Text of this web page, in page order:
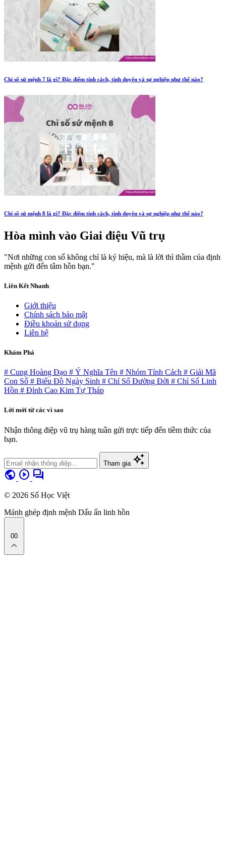
Chỉ số sứ mệnh 7 là gì? Đặc điểm tính cách, tình duyên và sự nghiệp như thế nào?
Chỉ số sứ mệnh 8 là gì? Đặc điểm tính cách, tình duyên và sự nghiệp như thế nào?
Hòa mình vào Giai điệu Vũ trụ
"Nơi những con số không chỉ là ký hiệu, mà là lời thì thầm của định
mệnh gửi đến tâm hồn bạn."
Liên Kết Nhanh
Giới thiệu
Chính sách bảo mật
Điều khoản sử dụng
Liên hệ
Khám Phá
# Cung Hoàng Đạo # Ý Nghĩa Tên # Nhóm Tính Cách # Giải Mã
Con Số # Biểu Đồ Ngày Sinh # Chỉ Số Đường Đời # Chỉ Số Linh
Hồn # Đỉnh Cao Kim Tự Tháp
Lời mời từ các vì sao
Nhận thông điệp vũ trụ hàng tuần gửi trực tiếp đến tiềm thức của
bạn.
Tham gia auto_awesome
public play_circle forum
© 2026 Số Học Việt
Mảnh ghép định mệnh Dấu ấn linh hồn
00
expand_less